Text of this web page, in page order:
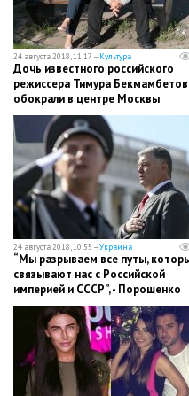
24 августа 2018, 11:17 —Культура
Дочь известного российского
режиссера Тимура
обокрали в центре Москвы
24 августа 2018, 10:55 —Украина
​“Мы разрываем все путы,
связывают нас с Российской
империей и СССР”, - Порошенко